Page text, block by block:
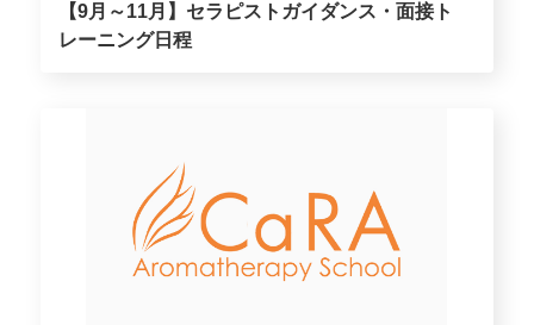
【9月～11月】セラピストガイダンス・面接ト
レーニング日程